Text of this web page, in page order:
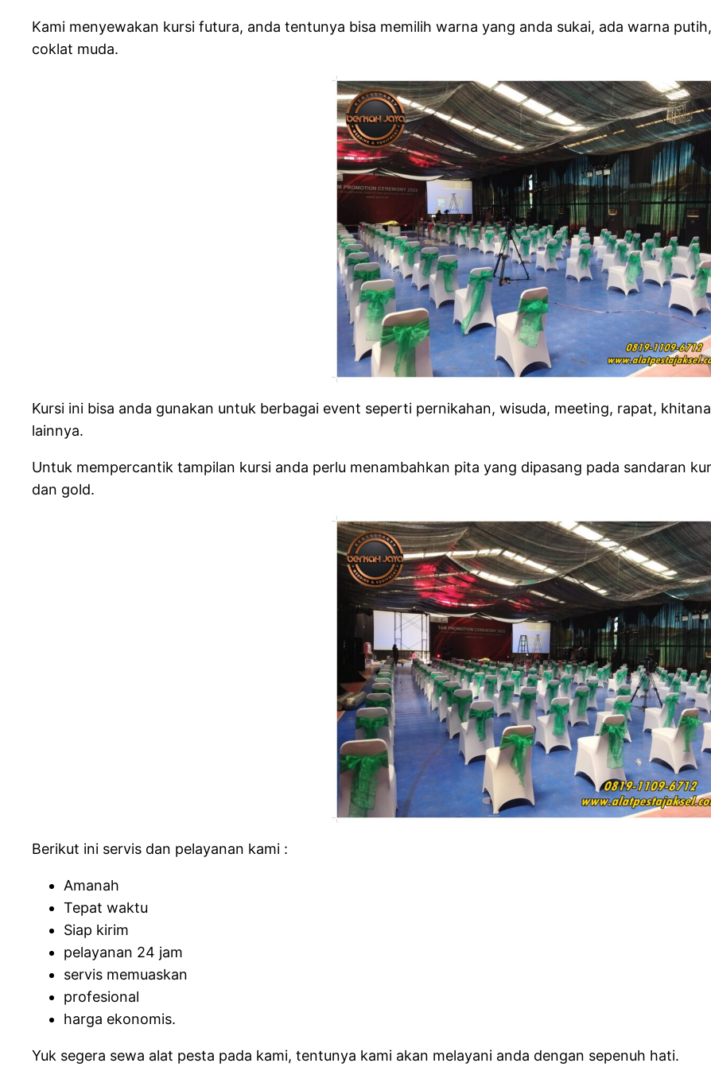
Kami menyewakan kursi futura, anda tentunya bisa memilih warna yang anda sukai, ada warna
coklat muda.
Kursi ini bisa anda gunakan untuk berbagai event seperti pernikahan, wisuda, meeting, rapat,
lainnya.
Untuk mempercantik tampilan kursi anda perlu menambahkan pita yang dipasang pada sandaran
dan gold.
Berikut ini servis dan pelayanan kami :
Amanah
Tepat waktu
Siap kirim
pelayanan 24 jam
servis memuaskan
profesional
harga ekonomis.
Yuk segera sewa alat pesta pada kami, tentunya kami akan melayani anda dengan sepenuh hati.